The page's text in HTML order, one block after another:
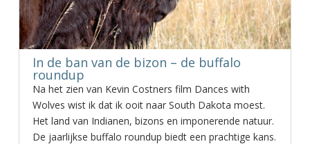
In de ban van de bizon – de buffalo
roundup
Na het zien van Kevin Costners film Dances with
Wolves wist ik dat ik ooit naar South Dakota moest.
Het land van Indianen, bizons en imponerende natuur.
De jaarlijkse buffalo roundup biedt een prachtige kans.